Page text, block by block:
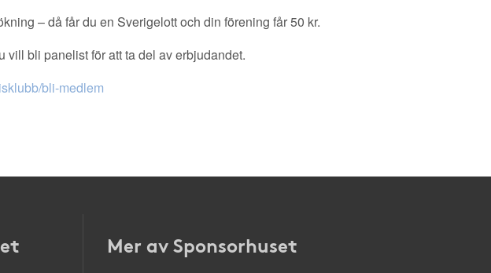
– då får du en Sverigelott och din förening får 50 kr.
vill bli panelist för att ta del av erbjudandet.
bli-medlem
Mer av Sponsorhuset